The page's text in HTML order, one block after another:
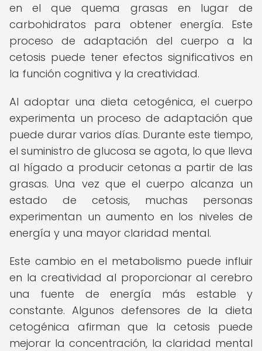
en el que quema grasas en lugar de
carbohidratos para obtener energía. Este
proceso de adaptación del cuerpo a la
cetosis puede tener efectos significativos en
la función cognitiva y la creatividad.
Al adoptar una dieta cetogénica, el cuerpo
experimenta un proceso de adaptación que
puede durar varios días. Durante este tiempo,
el suministro de glucosa se agota, lo que lleva
al hígado a producir cetonas a partir de las
grasas. Una vez que el cuerpo alcanza un
estado de cetosis, muchas personas
experimentan un aumento en los niveles de
energía y una mayor claridad mental.
Este cambio en el metabolismo puede influir
en la creatividad al proporcionar al cerebro
una fuente de energía más estable y
constante. Algunos defensores de la dieta
cetogénica afirman que la cetosis puede
mejorar la concentración, la claridad mental